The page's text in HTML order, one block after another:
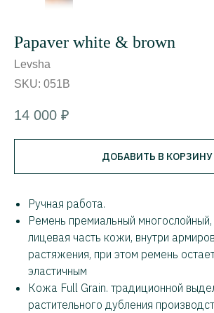
Papaver white & brown
Levsha
SKU: 051B
14 000 ₽
ДОБАВИТЬ В КОРЗИНУ
Ручная работа.
Ремень премиальный
лицевая часть кожи, внутри
растяжения, при этом ремень
эластичным
Кожа Full Grain. традиционной
растительного дубления